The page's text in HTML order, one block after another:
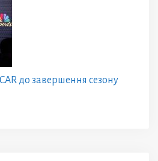
до завершення сезону